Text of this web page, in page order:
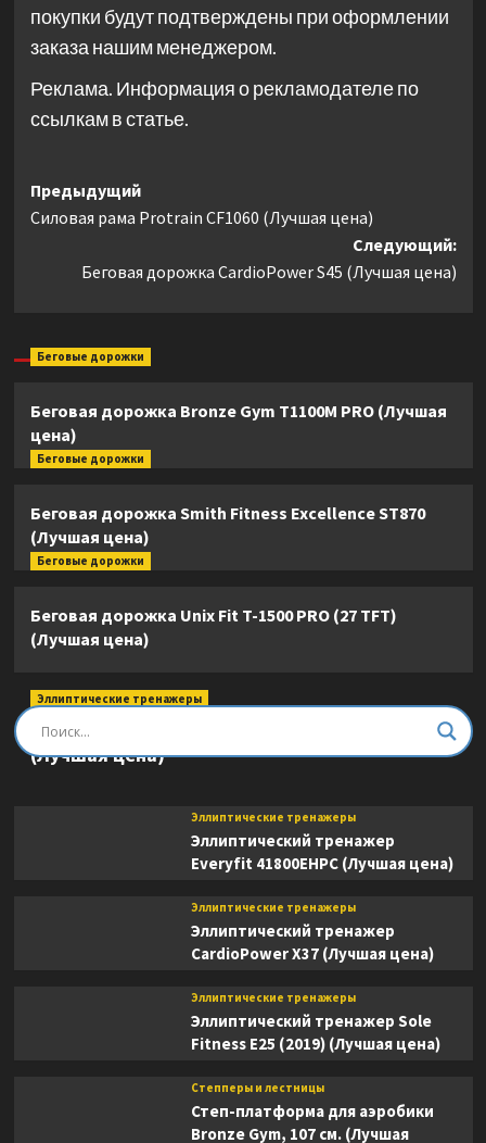
покупки будут подтверждены при оформлении
заказа нашим менеджером.
Реклама. Информация о рекламодателе по
ссылкам в статье.
Навигация
записи
Предыдущий
Силовая рама Protrain CF1060 (Лучшая цена)
Следующий:
Беговая дорожка CardioPower S45 (Лучшая цена)
Беговые дорожки
Беговая дорожка Bronze Gym T1100M PRO (Лучшая
цена)
Беговые дорожки
Беговая дорожка Smith Fitness Excellence ST870
(Лучшая цена)
Беговые дорожки
Беговая дорожка Unix Fit T-1500 PRO (27 TFT)
(Лучшая цена)
Эллиптические тренажеры
Эллиптический тренажер DFC E8745T
(Лучшая цена)
Эллиптические тренажеры
Эллиптический тренажер
Everyfit 41800EHPC (Лучшая цена)
Эллиптические тренажеры
Эллиптический тренажер
CardioPower X37 (Лучшая цена)
Эллиптические тренажеры
Эллиптический тренажер Sole
Fitness E25 (2019) (Лучшая цена)
Степперы и лестницы
Степ-платформа для аэробики
Bronze Gym, 107 см. (Лучшая